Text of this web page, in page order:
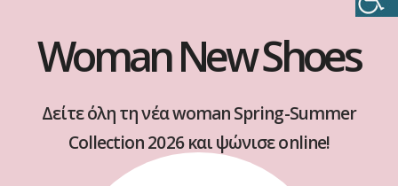
Woman New Shoes
Δείτε όλη τη νέα woman Spring-Summer
Collection 2026 και ψώνισε online!